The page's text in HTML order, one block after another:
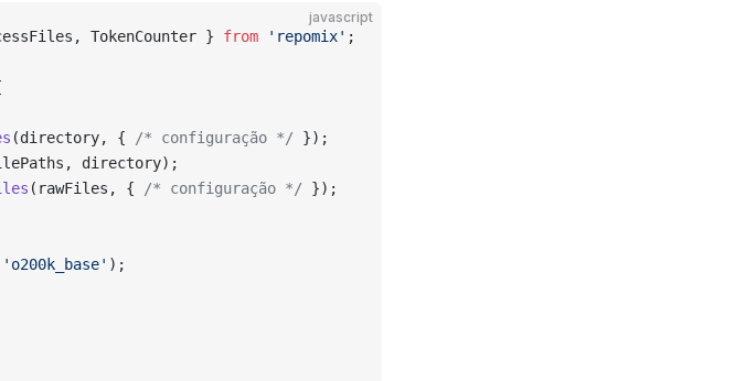
javascript
TokenCounter } from 'repomix' ;
(directory, { /* configuração */ });
directory);
(rawFiles, { /* configuração */ });
'o200k_base' );